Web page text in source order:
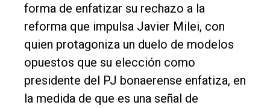
Edición
Empresa
Nosotros
Contacto
forma de enfatizar su rechazo a la
reforma que impulsa Javier Milei, con
quien protagoniza un duelo de modelos
opuestos que su elección como
presidente del PJ bonaerense enfatiza, en
la medida de que es una señal de